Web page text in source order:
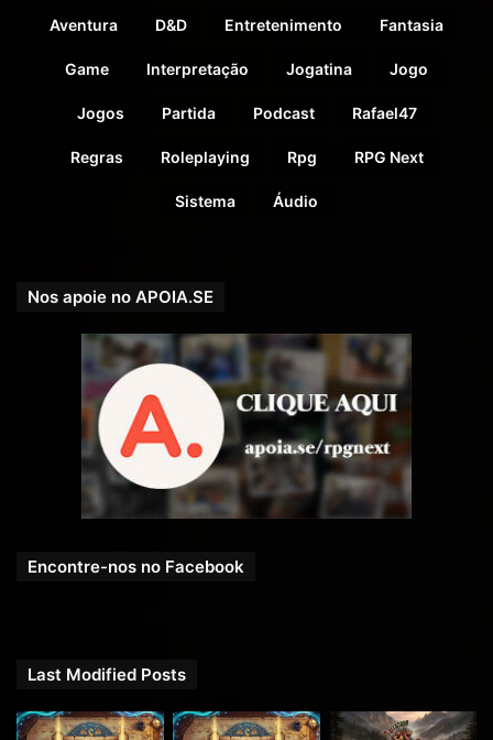
Aventura D&D Entretenimento Fantasia
Game Interpretação Jogatina Jogo
Jogos Partida Podcast Rafael47
Regras Roleplaying Rpg RPG Next
Sistema Áudio
Nos apoie no APOIA.SE
Encontre-nos no Facebook
Last Modified Posts